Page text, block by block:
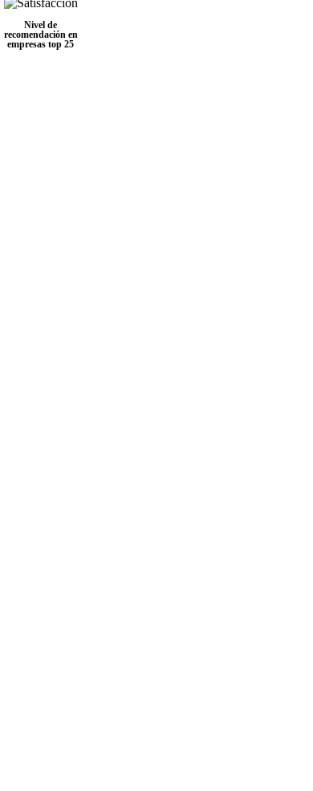
Nivel de
recomendación en
empresas top 25